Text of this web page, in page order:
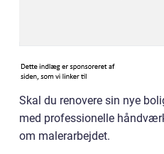
Skal du renovere sin nye
med professionelle
om malerarbejdet.